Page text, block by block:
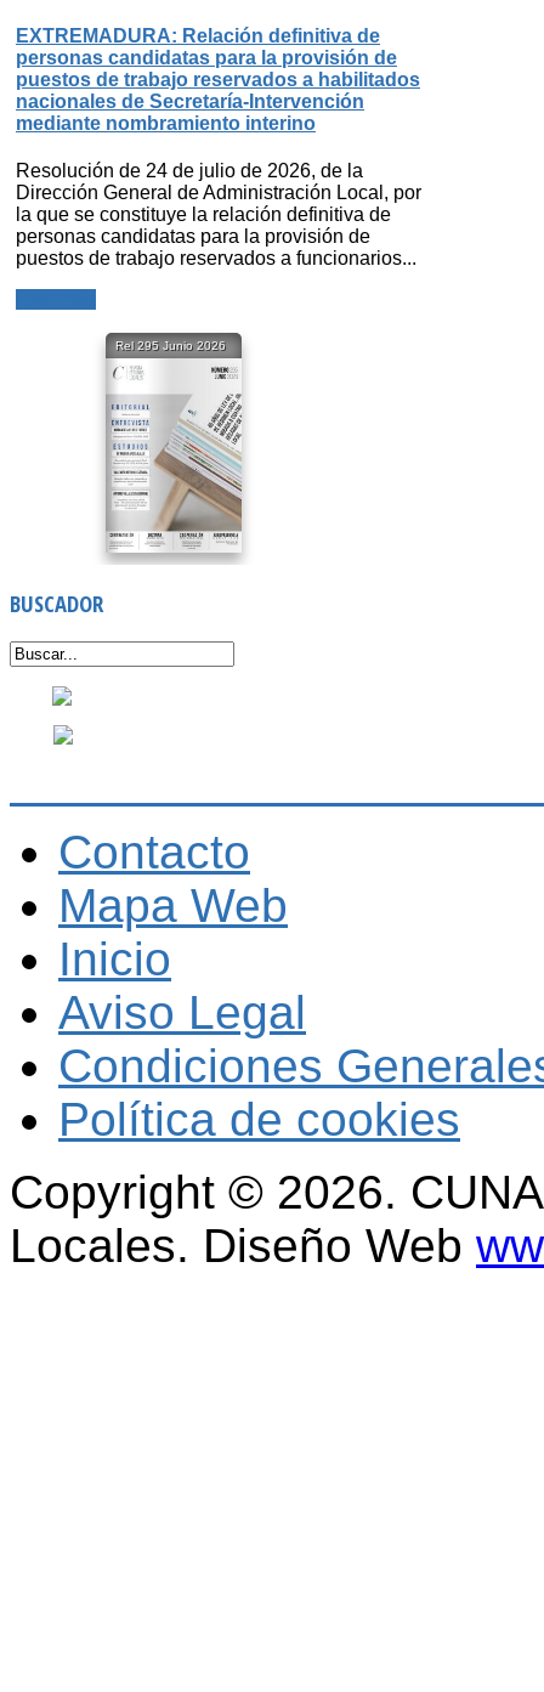
EXTREMADURA: Relación definitiva de
personas candidatas para la provisión de
puestos de trabajo reservados a habilitados
nacionales de Secretaría-Intervención
mediante nombramiento interino
Resolución de 24 de julio de 2026, de la
Dirección General de Administración Local, por
la que se constituye la relación definitiva de
personas candidatas para la provisión de
puestos de trabajo reservados a funcionarios...
BUSCADOR
Contacto
Mapa Web
Inicio
Aviso Legal
Condiciones
Política de cookies
Copyright © 2026.
Locales. Diseño Web